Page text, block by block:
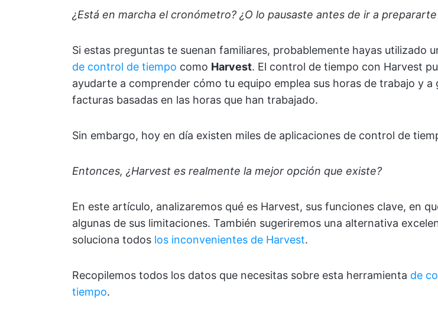
¿Está en marcha el cronómetro? ¿O lo pausaste antes de ir a
Si estas preguntas te suenan familiares, probablemente hayas utilizado
de control de tiempo como Harvest. El control de tiempo con Harvest
ayudarte a comprender cómo tu equipo emplea sus horas de trabajo y a
facturas basadas en las horas que han trabajado.
Sin embargo, hoy en día existen miles de aplicaciones de control de
Entonces, ¿Harvest es realmente la mejor opción que existe?
En este artículo, analizaremos qué es Harvest, sus funciones clave, en
algunas de sus limitaciones. También sugeriremos una alternativa
soluciona todos los inconvenientes de Harvest.
Recopilemos todos los datos que necesitas sobre esta herramienta de
tiempo.